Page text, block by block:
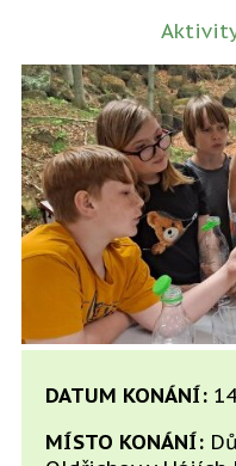
DATUM KONÁNÍ:
MÍSTO KONÁNÍ: